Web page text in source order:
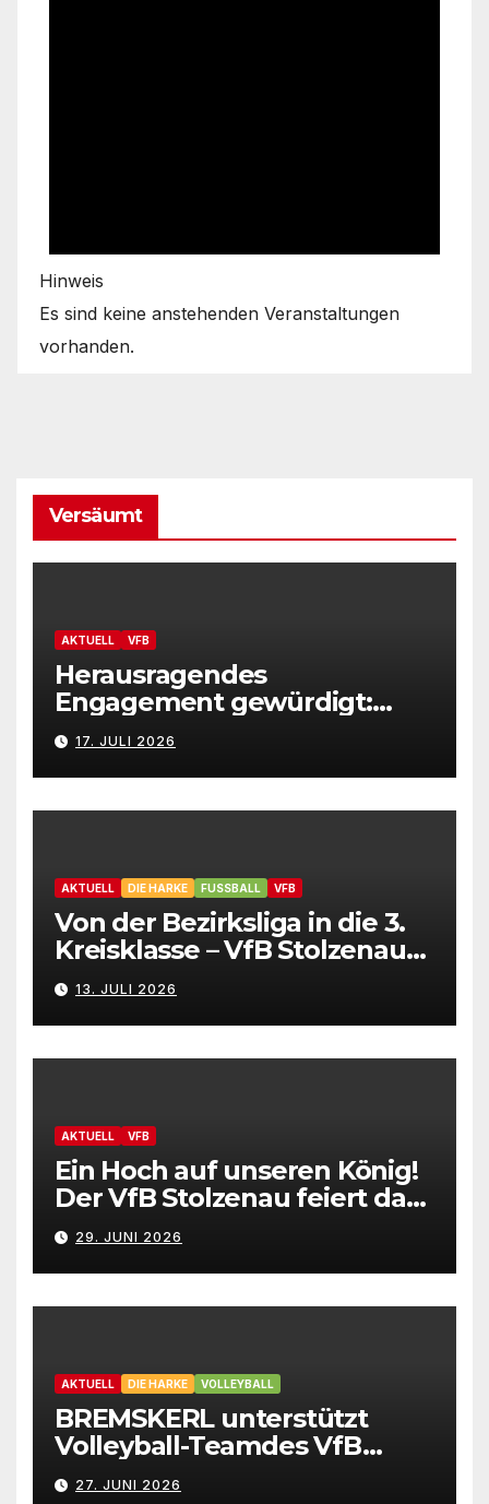
Hinweis
Es sind keine anstehenden Veranstaltungen
vorhanden.
Versäumt
AKTUELL VFB
Herausragendes
Engagement gewürdigt:
Marion Hahn ist
Ehrenamtliche des Jahres
2025 der Gemeinde
Stolzenau!
17. JULI 2026
AKTUELL DIE HARKE FUSSBALL VFB
Von der Bezirksliga in die 3.
Kreisklasse – VfB Stolzenau
präsentiert Neuzugänge
13. JULI 2026
AKTUELL VFB
Ein Hoch auf unseren König!
Der VfB Stolzenau feiert das
Schützenfest 2026
29. JUNI 2026
AKTUELL DIE HARKE VOLLEYBALL
BREMSKERL unterstützt
Volleyball-Teamdes VfB
Stolzenau mit neuen Trikots
27. JUNI 2026